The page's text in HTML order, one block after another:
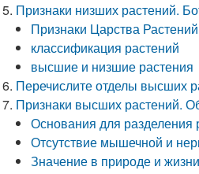
Признаки низших растений.
Признаки Царства Растений
классификация растений
высшие и низшие растения
Перечислите отделы высших
Признаки высших растений.
Основания для
Отсутствие мышечной и
Значение в природе и